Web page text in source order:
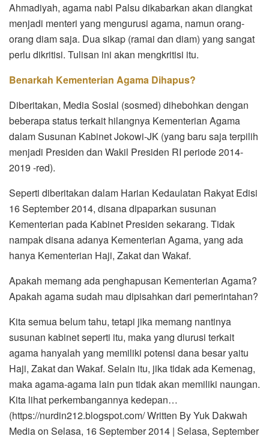
Ahmadiyah, agama nabi Palsu dikabarkan akan diangkat
menjadi menteri yang mengurusi agama, namun orang-
orang diam saja. Dua sikap (ramai dan diam) yang sangat
perlu dikritisi. Tulisan ini akan mengkritisi itu.
Benarkah Kementerian Agama Dihapus?
Diberitakan, Media Sosial (sosmed) dihebohkan dengan
beberapa status terkait hilangnya Kementerian Agama
dalam Susunan Kabinet Jokowi-JK (yang baru saja terpilih
menjadi Presiden dan Wakil Presiden RI periode 2014-
2019 -red).
Seperti diberitakan dalam Harian Kedaulatan Rakyat Edisi
16 September 2014, disana dipaparkan susunan
Kementerian pada Kabinet Presiden sekarang. Tidak
nampak disana adanya Kementerian Agama, yang ada
hanya Kementerian Haji, Zakat dan Wakaf.
Apakah memang ada penghapusan Kementerian Agama?
Apakah agama sudah mau dipisahkan dari pemerintahan?
Kita semua belum tahu, tetapi jika memang nantinya
susunan kabinet seperti itu, maka yang diurusi terkait
agama hanyalah yang memiliki potensi dana besar yaitu
Haji, Zakat dan Wakaf. Selain itu, jika tidak ada Kemenag,
maka agama-agama lain pun tidak akan memiliki naungan.
Kita lihat perkembangannya kedepan…
(https://nurdin212.blogspot.com/ Written By Yuk Dakwah
Media on Selasa, 16 September 2014 | Selasa, September